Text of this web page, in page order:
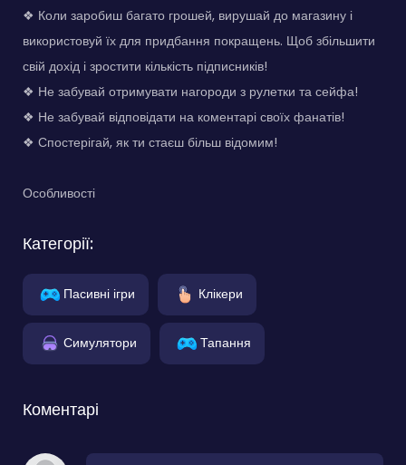
❖ Коли заробиш багато грошей, вирушай до магазину і
використовуй їх для придбання покращень. Щоб збільшити
свій дохід і зростити кількість підписників!
❖ Не забувай отримувати нагороди з рулетки та сейфа!
❖ Не забувай відповідати на коментарі своїх фанатів!
❖ Спостерігай, як ти стаєш більш відомим!
Особливості
Категорії:
Пасивні ігри Клікери
Симулятори Тапання
Коментарі